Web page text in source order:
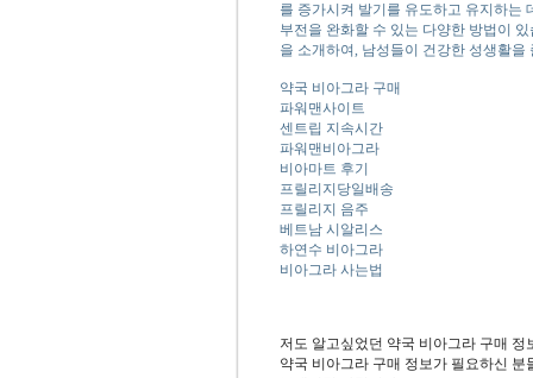
를 증가시켜 발기를 유도하고 유지하는
부전을 완화할 수 있는 다양한 방법이
을 소개하여, 남성들이 건강한 성생활
약국 비아그라 구매
파워맨사이트
센트립 지속시간
파워맨비아그라
비아마트 후기
프릴리지당일배송
프릴리지 음주
베트남 시알리스
하연수 비아그라
비아그라 사는법
저도 알고싶었던 약국 비아그라 구매
약국 비아그라 구매 정보가 필요하신